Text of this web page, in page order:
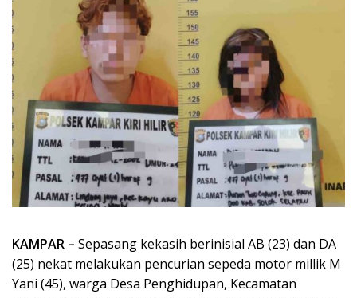
KAMPAR – Sepasang kekasih berinisial AB (23) dan DA
(25) nekat melakukan pencurian sepeda motor millik M
Yani (45), warga Desa Penghidupan, Kecamatan